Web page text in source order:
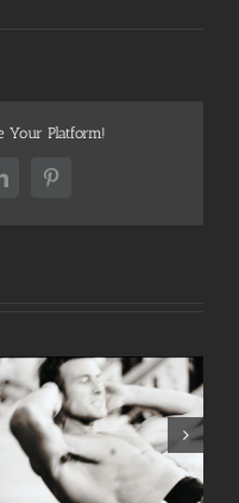
Your Platform!
Pinterest
8月のおすすめカクテ
ル – 川崎店